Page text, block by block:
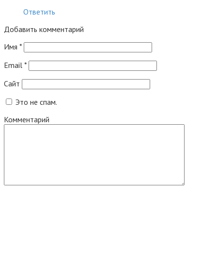
Ответить
Добавить комментарий
Имя *
Email *
Сайт
Это не спам.
Комментарий